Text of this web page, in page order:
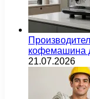
кофемашина
21.07.2026